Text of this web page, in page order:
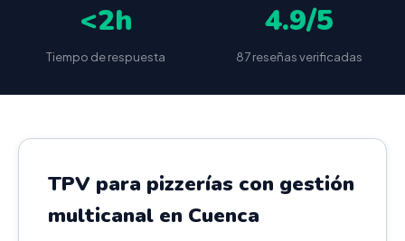
<2h
Tiempo de respuesta
4.9/5
87 reseñas verificadas
TPV para pizzerías con gestión
multicanal en Cuenca